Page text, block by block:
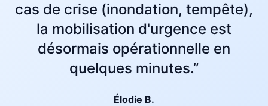
cas de crise (inondation, tempête),
la mobilisation d'urgence est
désormais opérationnelle en
quelques minutes.”
Élodie B.